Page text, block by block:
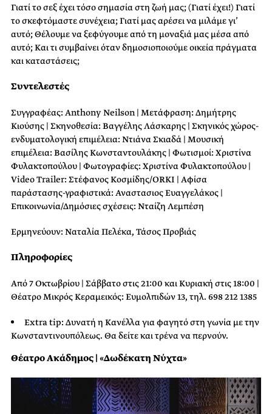
Γιατί το σεξ έχει τόσο σημασία στη ζωή μας; (Γιατί έχει!) Γιατί
το σκεφτόμαστε συνέχεια; Γιατί μας αρέσει να μιλάμε γι’
αυτό; Θέλουμε να ξεφύγουμε από τη μοναξιά μας μέσα από
αυτό; Και τι συμβαίνει όταν δημοσιοποιούμε οικεία πράγματα
και καταστάσεις;
Συντελεστές
Συγγραφέας: Anthony Neilson | Μετάφραση: Δημήτρης
Κιούσης | Σκηνοθεσία: Βαγγέλης Λάσκαρης | Σκηνικός χώρος-
ενδυματολογική επιμέλεια: Ντιάνα Σκιαδά | Μουσική
επιμέλεια: Βασίλης Κωνσταντουλάκης | Φωτισμοί: Χριστίνα
Φυλακτοπούλου | Φωτογραφίες: Χριστίνα Φυλακτοπούλου |
Video Trailer: Στέφανος Κοσμίδης/ORKI | Αφίσα
παράστασης-γραφιστικά: Αναστασιος Ευαγγελάκος |
Επικοινωνία/Δημόσιες σχέσεις: Νταίζη Λεμπέση
Ερμηνεύουν: Ναταλία Πελέκα, Τάσος Προβιάς
Πληροφορίες
Από 7 Οκτωβρίου | Σάββατο στις 21:00 και Κυριακή στις 18:00 |
Θέατρο Μικρός Κεραμεικός: Ευμολπιδών 13, τηλ. 698 212 1385
Extra tip: Δυνατή η Κανέλλα για φαγητό στη γωνία με την
Κωνσταντινουπόλεως. Θα δείτε και τρένα να περνούν.
Θέατρο Ακάδημος | «Δωδέκατη Νύχτα»